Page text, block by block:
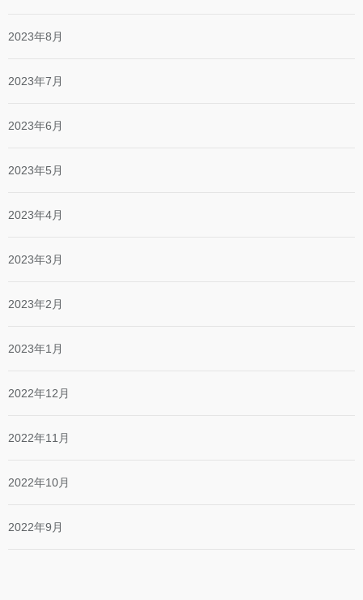
2023年8月
2023年7月
2023年6月
2023年5月
2023年4月
2023年3月
2023年2月
2023年1月
2022年12月
2022年11月
2022年10月
2022年9月